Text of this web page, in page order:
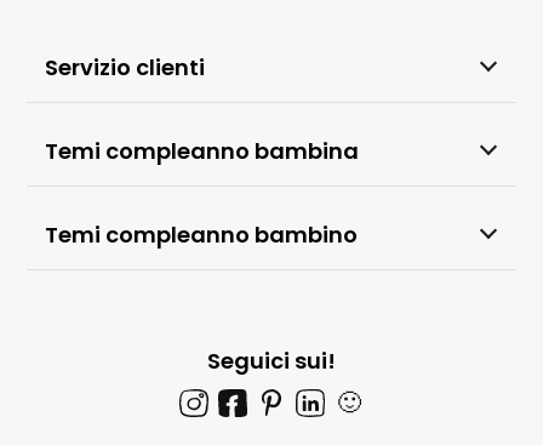
Servizio clienti
Temi compleanno bambina
Temi compleanno bambino
Seguici sui!
🙂